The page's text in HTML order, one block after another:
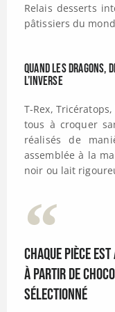
Relais desserts
pâtissiers du
Quand les dragons,
l’inverse
T-Rex,
tous à croquer
réalisés de
assemblée à la
noir ou lait
Chaque pièce
à partir de
sélectionné